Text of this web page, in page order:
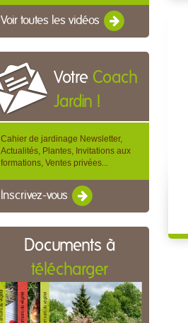
Voir toutes les vidéos
Votre Coach
Jardin !
Cahier de jardinage Newsletter,
Actualités, Plantes, Invitations aux
formations, Ventes privées...
Inscrivez-vous
Documents à
télécharger